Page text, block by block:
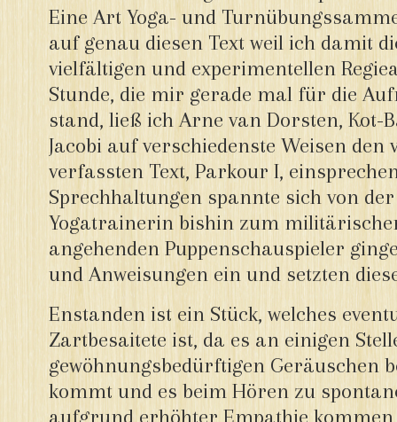
Eine Art Yoga- und
auf genau diesen Text weil ich damit
vielfältigen und experimentellen
Stunde, die mir gerade mal für die
stand, ließ ich Arne van Dorsten, Kot-
Jacobi auf verschiedenste Weisen den
verfassten Text, Parkour I,
Sprechhaltungen spannte sich von
Yogatrainerin bishin zum
angehenden Puppenschauspieler
und Anweisungen ein und setzten
Enstanden ist ein Stück, welches
Zartbesaitete ist, da es an einigen
gewöhnungsbedürftigen Geräuschen
kommt und es beim Hören zu
aufgrund erhöhter Empathie